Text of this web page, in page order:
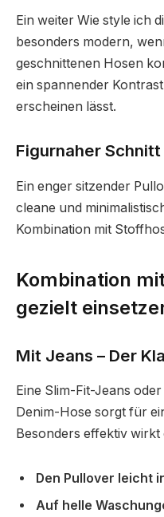
Ein weiter Wie style ich
besonders modern,
geschnittenen Hosen
ein spannender
erscheinen lässt.
Figurnaher
Ein enger sitzender
cleane und
Kombination mit
Kombination
gezielt
Mit Jeans – Der
Eine Slim-Fit-Jeans
Denim-Hose sorgt für
Besonders effektiv wirkt
Den Pullover leicht
Auf helle